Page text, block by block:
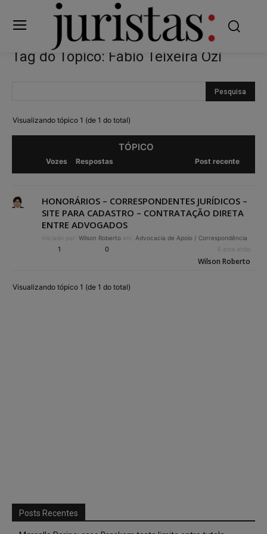
Tag do Tópico: Fábio Teixeira Ozi
Visualizando tópico 1 (de 1 do total)
TÓPICO
Vozes Respostas Post recente
HONORÁRIOS – CORRESPONDENTES JURÍDICOS –
SITE PARA CADASTRO – CONTRATAÇÃO DIRETA
ENTRE ADVOGADOS
Iniciado por: Wilson Roberto em: Advocacia de Apoio / Correspondência
1 0 8 anos atrás
Wilson Roberto
Visualizando tópico 1 (de 1 do total)
Posts Recentes